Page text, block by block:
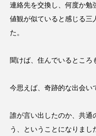
連絡先を交換し、何度か勉
値観が似ていると感じる三
た。
聞けば、住んでいるところ
今思えば、奇跡的な出会い
誰が言い出したのか、共通
う、ということになりまし